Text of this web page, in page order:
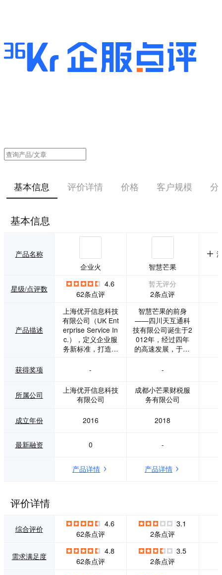
基本信息 评价详情 价格 客户规模 分
基本信息
产品名称
企业火
智慧芒果
星级/点评数
4.6
62条点评
暂无评分
2条点评
产品描述
上海优开信息科技
有限公司（UK Ent
erprise Service In
c.），定义企业服
务新标准，打造标
品牌企业火，税筹
园，开业盒子等，
我们致力于服务好
每一件事情，树立
总部坐落在上海静
为广大创业者提供
营业执照代办、工
商登记变更、财务
记账、商标申请、
前置许可代办，公
司注销等公司服务
产品。公司独立开
智慧芒果的前身
——四川天互通科
技有限公司诞生于2
012年，经过四年
的高速发展，于20
司秉承“创新、服
务、专注、价值、
安全”的经营理念，
注册业务、代理记
标注册等财税服
业界知名的会计团
017年，自主研发
推出了首个集客户
信息管理、业务订
单管理、数据安全
云存储、服务进度
风险提醒为一体的
获得奖项 - -
所属公司
上海优开信息科技
有限公司
成都小芒果财税服
务有限公司
成立年份 2016 2018
最新融资 0 -
产品详情 产品详情
评价详情
综合评价
4.6
62条点评
3.1
2条点评
需求满足度
4.8
62条点评
3.5
2条点评